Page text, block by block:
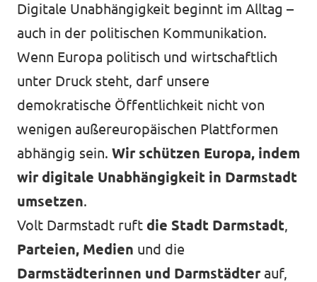
Digitale Unabhängigkeit beginnt im Alltag –
auch in der politischen Kommunikation.
Wenn Europa politisch und wirtschaftlich
unter Druck steht, darf unsere
demokratische Öffentlichkeit nicht von
wenigen außereuropäischen Plattformen
abhängig sein. Wir schützen Europa, indem
wir digitale Unabhängigkeit in Darmstadt
umsetzen.
Volt Darmstadt ruft die Stadt Darmstadt,
Parteien, Medien und die
Darmstädterinnen und Darmstädterauf,